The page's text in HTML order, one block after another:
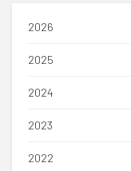
2026
2025
2024
2023
2022